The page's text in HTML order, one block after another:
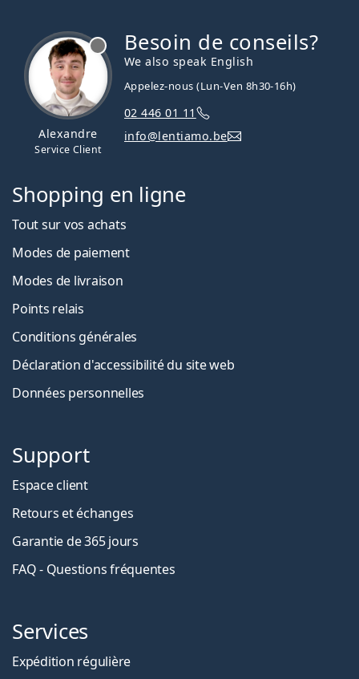
Alexandre
Service Client
Besoin de conseils?
We also speak English
Appelez-nous (Lun-Ven 8h30-16h)
02 446 01 11
info@lentiamo.be
Shopping en ligne
Tout sur vos achats
Modes de paiement
Modes de livraison
Points relais
Conditions générales
Déclaration d'accessibilité du site web
Données personnelles
Support
Espace client
Retours et échanges
Garantie de 365 jours
FAQ - Questions fréquentes
Services
Expédition régulière